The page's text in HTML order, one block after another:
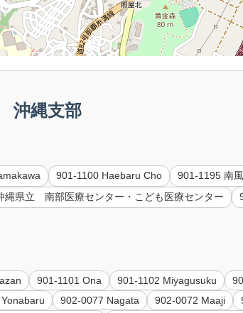
沖縄支部
901-1100 Haebaru Cho
901-1195 南
縄県立 南部医療センター・こども医療センター
901-1101 Ona 901-1102 Miyagusuku
902-0077 Nagata 902-0072 Maaji